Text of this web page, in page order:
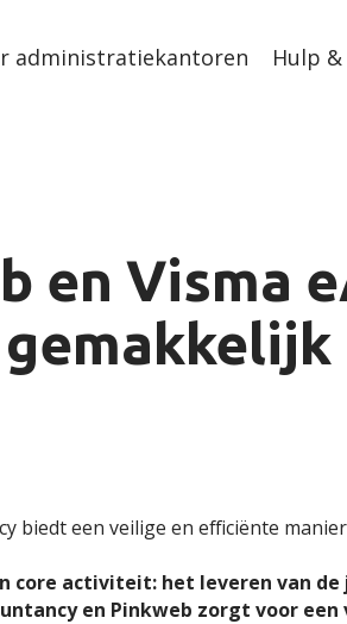
administratiekantoren Hulp
en Visma
biedt een veilige en efficiënte
core activiteit: het leveren van
en Pinkweb zorgt voor